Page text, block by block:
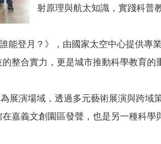
射原理與航太知識，實踐科普
能登月？》，由國家太空中心提供專
整合實力，更是城市推動科學教育的
展演場域，透過多元藝術展演與跨
嘉義文創園區發聲，也是另一種科